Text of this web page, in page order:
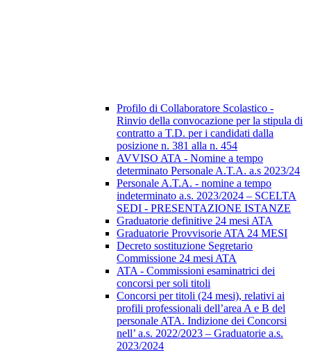
Profilo di Collaboratore Scolastico -
Rinvio della convocazione per la stipula di
contratto a T.D. per i candidati dalla
posizione n. 381 alla n. 454
AVVISO ATA - Nomine a tempo
determinato Personale A.T.A. a.s 2023/24
Personale A.T.A. - nomine a tempo
indeterminato a.s. 2023/2024 – SCELTA
SEDI - PRESENTAZIONE ISTANZE
Graduatorie definitive 24 mesi ATA
Graduatorie Provvisorie ATA 24 MESI
Decreto sostituzione Segretario
Commissione 24 mesi ATA
ATA - Commissioni esaminatrici dei
concorsi per soli titoli
Concorsi per titoli (24 mesi), relativi ai
profili professionali dell’area A e B del
personale ATA. Indizione dei Concorsi
nell’ a.s. 2022/2023 – Graduatorie a.s.
2023/2024